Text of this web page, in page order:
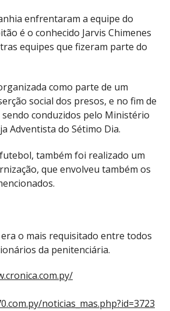
enfrentaram a equipe do
é o conhecido Jarvis Chimenes
equipes que fizeram parte do
como parte de um
social dos presos, e no fim de
sendo conduzidos pelo Ministério
Adventista do Sétimo Dia.
também foi realizado um
que envolveu também os
o mais requisitado entre todos
da penitenciária.
noticias_mas.php?id=3723